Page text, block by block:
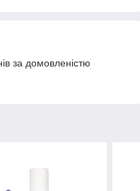
за домовленістю